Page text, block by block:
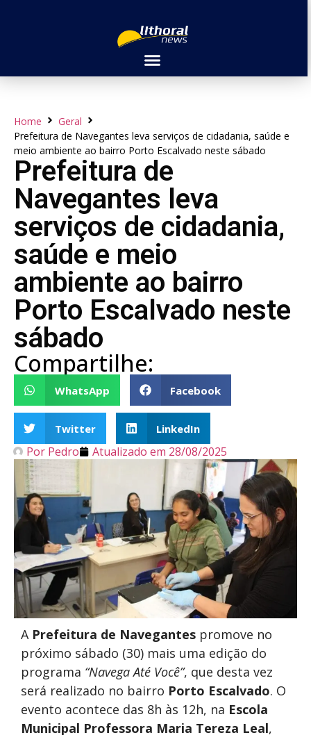
Home
Geral
Prefeitura de Navegantes leva serviços de cidadania, saúde e
meio ambiente ao bairro Porto Escalvado neste sábado
Prefeitura de
Navegantes leva
serviços de cidadania,
saúde e meio
ambiente ao bairro
Porto Escalvado neste
sábado
Compartilhe:
WhatsApp Facebook
Twitter LinkedIn
Por Pedro Atualizado em 28/08/2025
A Prefeitura de Navegantes promove no
próximo sábado (30) mais uma edição do
programa “Navega Até Você”, que desta vez
será realizado no bairro Porto Escalvado. O
evento acontece das 8h às 12h, na Escola
Municipal Professora Maria Tereza Leal,